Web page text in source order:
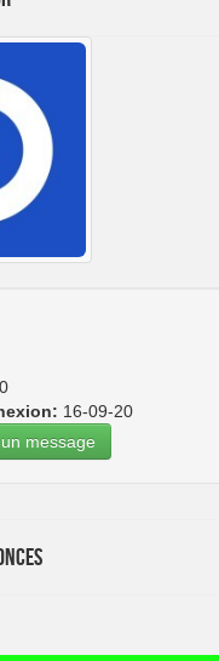
16-09-20
message